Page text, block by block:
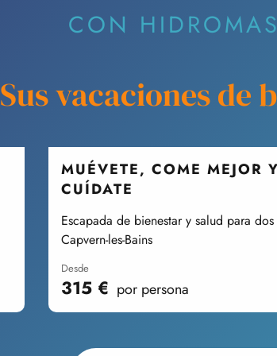
CON
Sus vacaciones de
MUÉVETE, COME MEJOR Y
CUÍDATE
Escapada de bienestar y salud para
Capvern-les-Bains
desde
315 € por persona